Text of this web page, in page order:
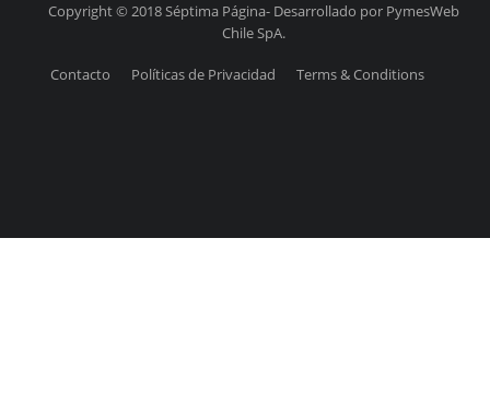
Copyright © 2018 Séptima Página- Desarrollado por PymesWeb
Chile SpA.
Contacto Políticas de Privacidad Terms & Conditions